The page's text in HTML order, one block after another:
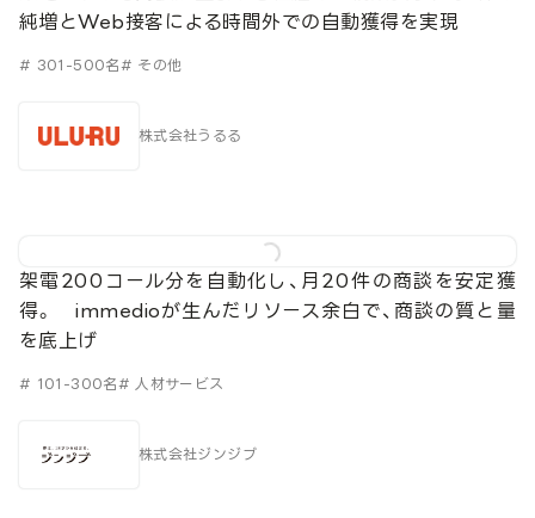
純増とWeb接客による時間外での自動獲得を実現
# 301-500名# その他
株式会社うるる
架電200コール分を自動化し、月20件の商談を安定獲
得。 immedioが生んだリソース余白で、商談の質と量
を底上げ
# 101-300名# 人材サービス
株式会社ジンジブ